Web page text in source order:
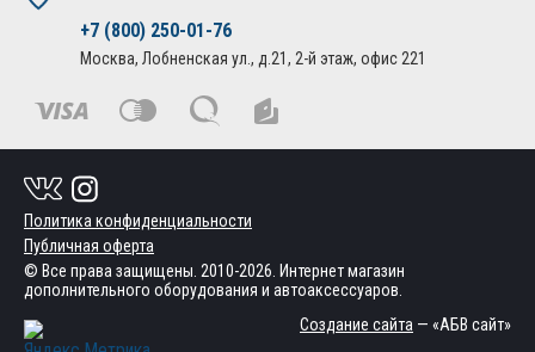
+7 (800) 250-01-76
Москва, Лобненская ул., д.21, 2-й этаж, офис 221
Политика конфиденциальности
Публичная оферта
© Все права защищены. 2010-2026. Интернет магазин
дополнительного оборудования и автоаксессуаров.
Создание сайта — «АБВ сайт»